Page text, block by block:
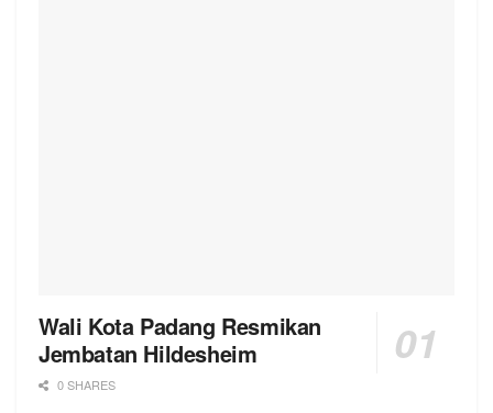
Wali Kota Padang Resmikan
Jembatan Hildesheim
0 SHARES